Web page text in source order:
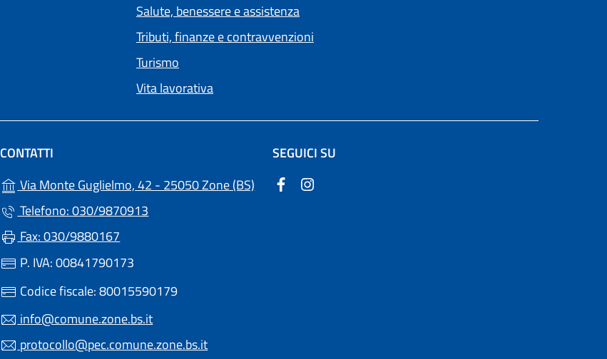
Salute, benessere e assistenza
Tributi, finanze e contravvenzioni
Turismo
Vita lavorativa
CONTATTI
Via Monte Guglielmo, 42 - 25050 Zone (BS) (apre in un'altra scheda).
Telefono: 030/9870913
Fax: 030/9880167
P. IVA: 00841790173
Codice fiscale: 80015590179
info@comune.zone.bs.it
protocollo@pec.comune.zone.bs.it
SEGUICI SU